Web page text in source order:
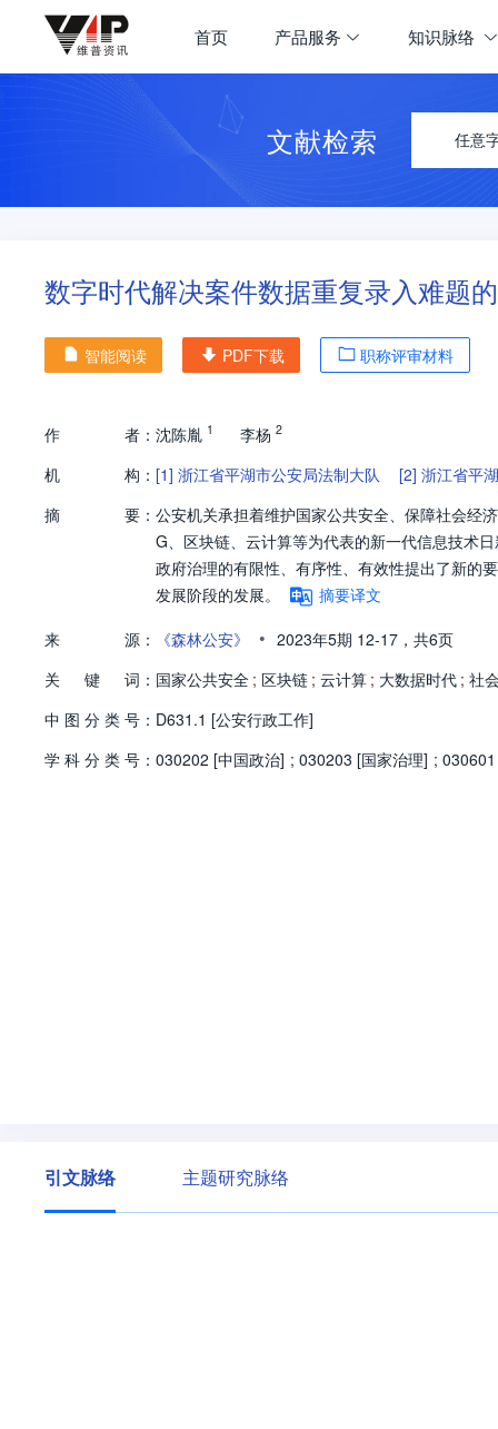
首页 产品服务 知识脉络
文献检索 任意
数字时代解决案件数据重复录入难题
智能阅读 PDF下载 职称评审材料
作 者： 沈陈胤 1 李杨 2
机 构： [1] 浙江省平湖市公安局法制大队 [2] 浙江省平
摘
要： 公安机关承担着维护国家公共安全、保障社会经
G、区块链、云计算等为代表的新一代信息技术
政府治理的有限性、有序性、有效性提出了新的
发展阶段的发展。
摘要译文
来
源： 《森林公安》 • 2023年5期 12-17， 共6页
关
键 词： 国家公共安全 ; 区块链 ; 云计算 ; 大数据时代 ; 社
中 图 分 类 号： D631.1 [公安行政工作]
学 科 分 类 号： 030202 [中国政治] ; 030203 [国家治理] ;
引文脉络 主题研究脉络